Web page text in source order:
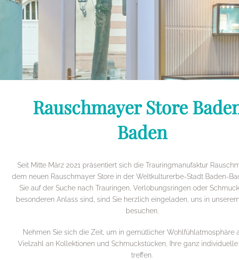
Rauschmayer Store
Baden
Seit Mitte März 2021 präsentiert sich die Trauringmanufaktur
dem neuen Rauschmayer Store in der Weltkulturerbe-Stadt Baden-
Sie auf der Suche nach Trauringen, Verlobungsringen oder
besonderen Anlass sind, sind Sie herzlich eingeladen, uns in
besuchen.
Nehmen Sie sich die Zeit, um in gemütlicher Wohlfühlatmosphäre
Vielzahl an Kollektionen und Schmuckstücken, Ihre ganz
treffen.